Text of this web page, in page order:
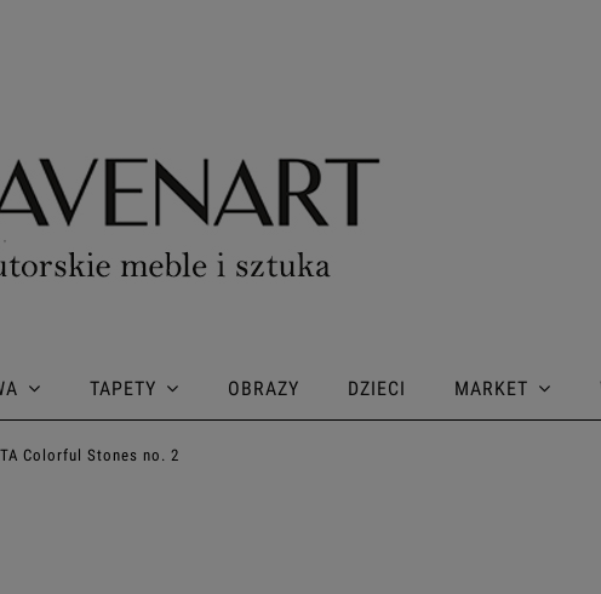
TAPETY OBRAZY DZIECI MARKET
Colorful Stones no. 2